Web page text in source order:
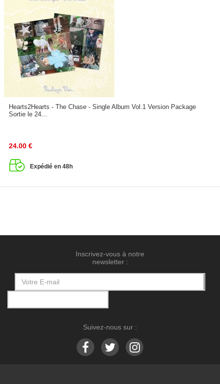
Hearts2Hearts - The Chase - Single Album Vol.1 Version Package
Sortie le 24...
24.00 €
Expédié en 48h
Inscrivez-vous à notre
newsletter :
Suivez-nous sur :